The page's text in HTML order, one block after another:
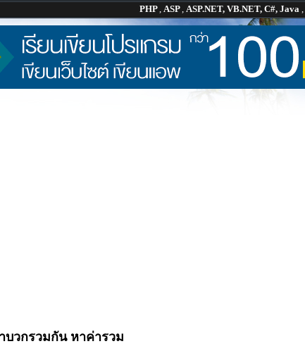
PHP, ASP, ASP.NET, VB.NET, C#, Java ,
บวกรวมกัน หาค่ารวม